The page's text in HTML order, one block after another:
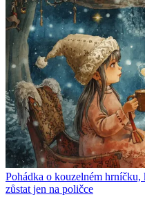
Pohádka o kouzelném
zůstat jen na poličce